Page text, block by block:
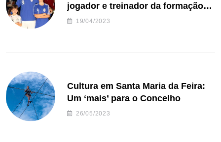
jogador e treinador da formação
de andebol do Feirense
19/04/2023
Cultura em Santa Maria da Feira:
Um ‘mais’ para o Concelho
26/05/2023